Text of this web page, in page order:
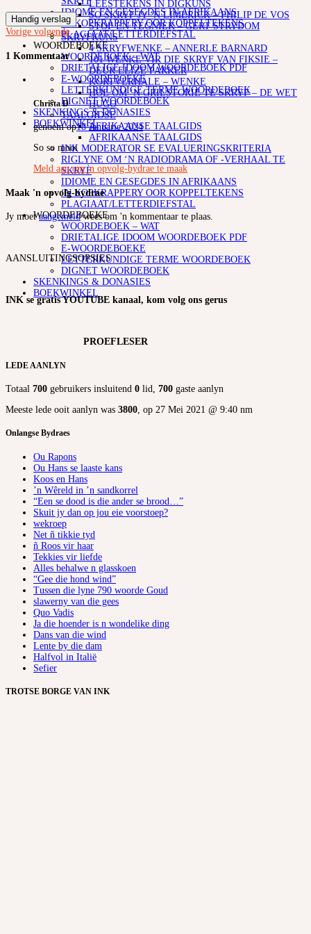
IDIOME EN GESEGDES IN AFRIKAANS
‘N KOPKRAPPERY OOR KOPPELTEKENS
PLAGIAAT/LETTERDIEFSTAL
WOORDEBOEKE
WOORDEBOEK – WAT
DRIETALIGE IDOOM WOORDEBOEK PDF
E-WOORDEBOEKE
LETTERKUNDIGE TERME WOORDEBOEK
DIGNET WOORDEBOEK
SKENKINGS & DONASIES
BOEKWINKEL
LEESTEKENS IN DIGKUNS
SO SKRYF JY ‘N LIMERICK – PHILIP DE VOS
STOF EN TEGNIEK – GERT STRYDOM
SKRYFKUNS
4 SKRYFWENKE – ANNERLE BARNARD
101 WENKE VIR DIE SKRYF VAN FIKSIE –
DEUR ELIZE PARKER
KORTVERHALE – WENKE
HOE OM ‘N GRILSTORIE TE SKRYF – DE WET
HUGO
TAALGIDSE
AFRIKAANSE TAALGIDS
AFRIKAANSE TAALGIDS
INK MODERATOR SE EVALUERINGSKRITERIA
RIGLYNE OM ‘N RADIODRAMA OF -VERHAAL TE
SKRYF
IDIOME EN GESEGDES IN AFRIKAANS
‘N KOPKRAPPERY OOR KOPPELTEKENS
PLAGIAAT/LETTERDIEFSTAL
WOORDEBOEKE
WOORDEBOEK – WAT
DRIETALIGE IDOOM WOORDEBOEK PDF
E-WOORDEBOEKE
LETTERKUNDIGE TERME WOORDEBOEK
DIGNET WOORDEBOEK
SKENKINGS & DONASIES
BOEKWINKEL
Handig verslag
Vorige volgende
1 Kommentaar
Christa D
genoem op18 Januarie 2024
So so mooi
Meld aan om 'n opvolg-bydrae te maak
Maak 'n opvolg-bydrae
Jy moetaangemeldwees om 'n kommentaar te plaas.
AANSLUITINGSOPSIES
INK se gratis YOUTUBE kanaal, kom volg ons gerus
PROEFLESER
LEDE AANLYN
Totaal 700 gebruikers insluitend 0 lid, 700 gaste aanlyn
Meeste lede ooit aanlyn was 3800, op 27 Mei 2021 @ 9:40 nm
Onlangse Bydraes
Ou Rapons
Ou Hans se laaste kans
Koos en Hans
’n Wêreld in ’n sandkorrel
“Een se dood is die ander se brood…”
Skuit jy dan op jou eie voorstoep?
wekroep
Net ñ tikkie tyd
ñ Roos vir haar
Tekkies vir liefde
Alles behalwe n glasskoen
“Gee die hond wind”
Tussen die lyne 790 woorde Goud
slawerny van die gees
Quo Vadis
Ja die hoender is n wondelike ding
Dans van die wind
Lente by die dam
Halfvol in Italië
Sefier
TROTSE BORGE VAN INK